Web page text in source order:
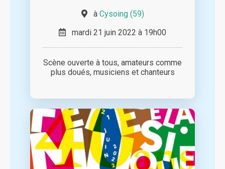
à Cysoing (59)
mardi 21 juin 2022 à 19h00
Scène ouverte à tous, amateurs comme
plus doués, musiciens et chanteurs